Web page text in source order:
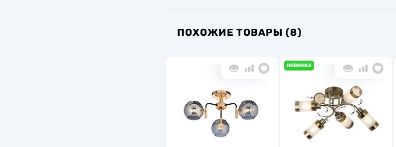
ПОХОЖИЕ ТОВАРЫ (8)
НОВИНКА